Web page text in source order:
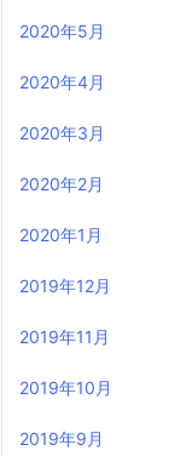
2020年5月
2020年4月
2020年3月
2020年2月
2020年1月
2019年12月
2019年11月
2019年10月
2019年9月